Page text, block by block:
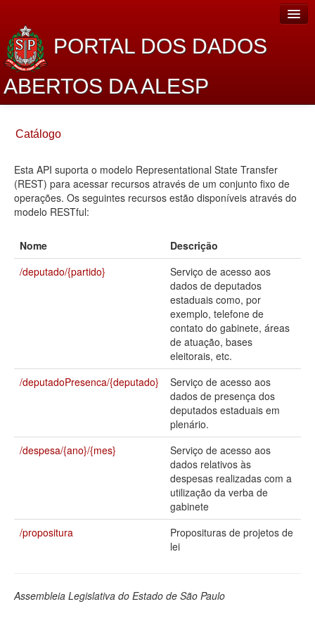
PORTAL DOS DADOS
ABERTOS DA ALESP
Sobre o projeto
Dados Abertos Alesp
Lei de Acesso à Informação
Planejamento
Catálogo de dados
Legislação
Perguntas frequentes
Catálogo
Esta API suporta o modelo Representational State Transfer
(REST) para acessar recursos através de um conjunto fixo de
operações. Os seguintes recursos estão disponíveis através do
modelo RESTful:
Nome
Descrição
/deputado/{partido}
Serviço de acesso aos
dados de deputados
estaduais como, por
exemplo, telefone de
contato do gabinete, áreas
de atuação, bases
eleitorais, etc.
/deputadoPresenca/{deputado}
Serviço de acesso aos
dados de presença dos
deputados estaduais em
plenário.
/despesa/{ano}/{mes}
Serviço de acesso aos
dados relativos às
despesas realizadas com a
utilização da verba de
gabinete
/propositura
Proposituras de projetos de
lei
Assembleia Legislativa do Estado de São Paulo